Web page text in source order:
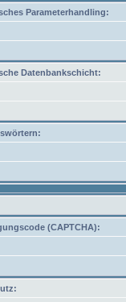
Parameterhandling:
Datenbankschicht:
(CAPTCHA):